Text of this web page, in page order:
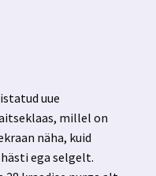
uue
millel on
näha, kuid
ega selgelt.